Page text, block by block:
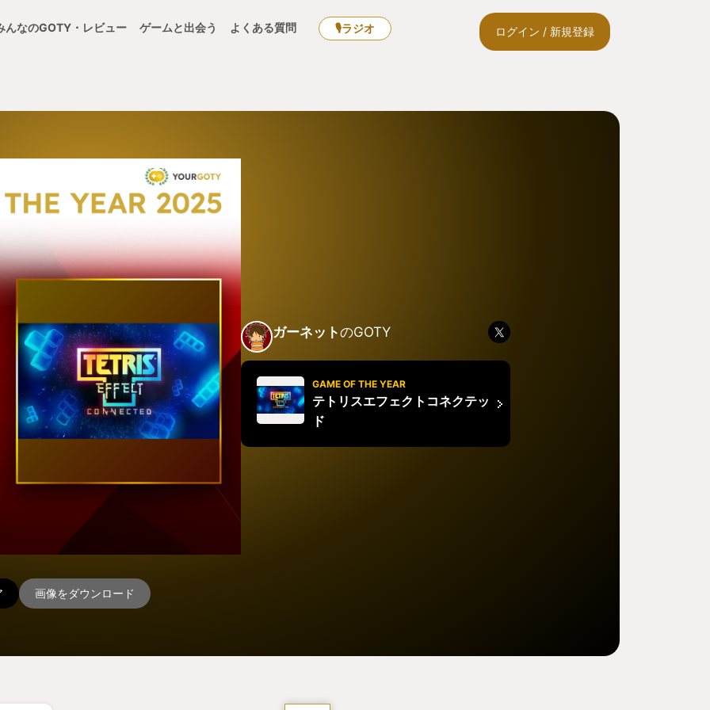
んなのGOTY・レビュー ゲームと出会う よくある質問 🎙ラジオ ログイン / 新規登録
画像をダウンロード
ガーネットのGOTY
GAME OF THE YEAR
テトリスエフェクトコネクテッ
ド